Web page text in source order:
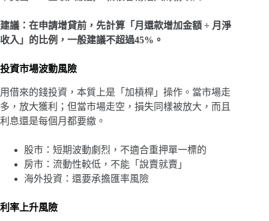
建議：在申請增貸前，先計算「月還款增加金額 ÷ 月淨
收入」的比例，一般建議不超過45%。
投資市場波動風險
用借來的錢投資，本質上是「加槓桿」操作。當市場走
多，放大獲利；但當市場走空，損失同樣被放大，而且
利息還是每個月都要繳。
股市：短期波動劇烈，不適合重押單一標的
房市：流動性較低，不能「說賣就賣」
海外投資：還要承擔匯率風險
利率上升風險